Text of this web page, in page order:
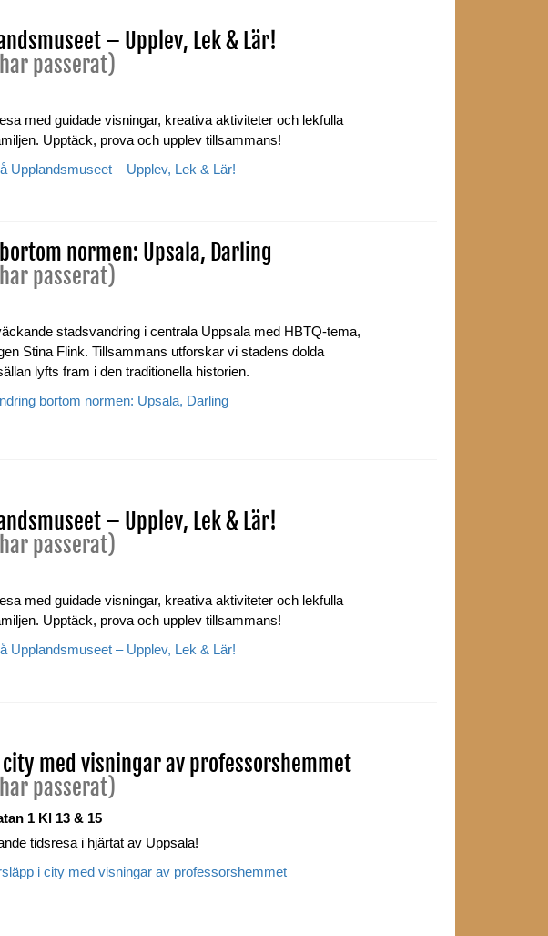
– Upplev, Lek & Lär!
passerat)
med guidade visningar, kreativa aktiviteter och lekfulla
Upptäck, prova och upplev tillsammans!
Upplandsmuseet – Upplev, Lek & Lär!
normen: Upsala, Darling
passerat)
stadsvandring i centrala Uppsala med HBTQ-tema,
Stina Flink. Tillsammans utforskar vi stadens dolda
lyfts fram i den traditionella historien.
bortom normen: Upsala, Darling
– Upplev, Lek & Lär!
passerat)
med guidade visningar, kreativa aktiviteter och lekfulla
Upptäck, prova och upplev tillsammans!
Upplandsmuseet – Upplev, Lek & Lär!
med visningar av professorshemmet
passerat)
1 Kl 13 & 15
tidsresa i hjärtat av Uppsala!
i city med visningar av professorshemmet